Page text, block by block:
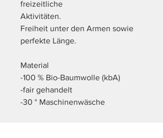
freizeitliche
Aktivitäten.
Freiheit unter den Armen sowie
perfekte Länge.
Material
-100 % Bio-Baumwolle (kbA)
-fair gehandelt
-30 ° Maschinenwäsche